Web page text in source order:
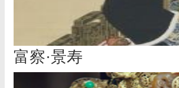
富察·景寿